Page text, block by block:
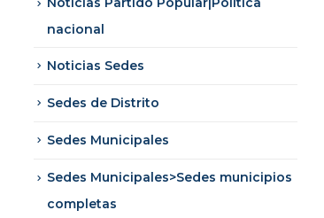
nacional
Noticias Sedes
Sedes de Distrito
Sedes Municipales
Sedes Municipales>Sedes municipios
completas